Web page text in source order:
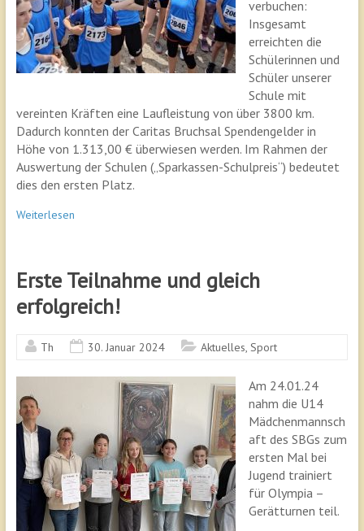
verbuchen:
Insgesamt
erreichten die
Schülerinnen und
Schüler unserer
Schule mit
vereinten Kräften eine Laufleistung von über 3800 km.
Dadurch konnten der Caritas Bruchsal Spendengelder in
Höhe von 1.313,00 € überwiesen werden. Im Rahmen der
Auswertung der Schulen („Sparkassen-Schulpreis“) bedeutet
dies den ersten Platz.
Weiterlesen
Erste Teilnahme und gleich
erfolgreich!
Th 30. Januar 2024 Aktuelles, Sport
Am 24.01.24
nahm die U14
Mädchenmannsch
aft des SBGs zum
ersten Mal bei
Jugend trainiert
für Olympia –
Gerätturnen teil.